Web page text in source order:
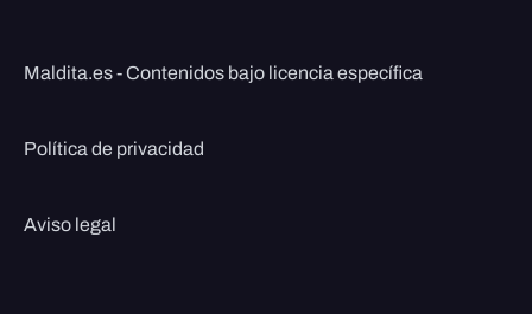
Maldita.es - Contenidos bajo licencia específica
Política de privacidad
Aviso legal